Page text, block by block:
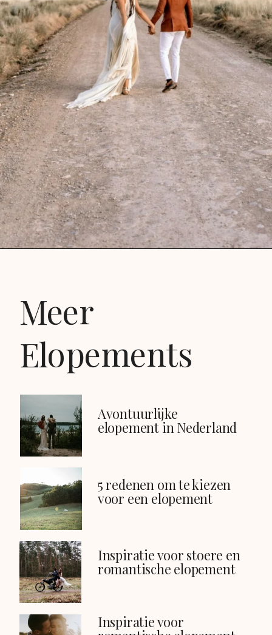
Meer
Elopements
Avontuurlijke
elopement in Nederland
5 redenen om te kiezen
voor een elopement
Inspiratie voor stoere en
romantische elopement
Inspiratie voor